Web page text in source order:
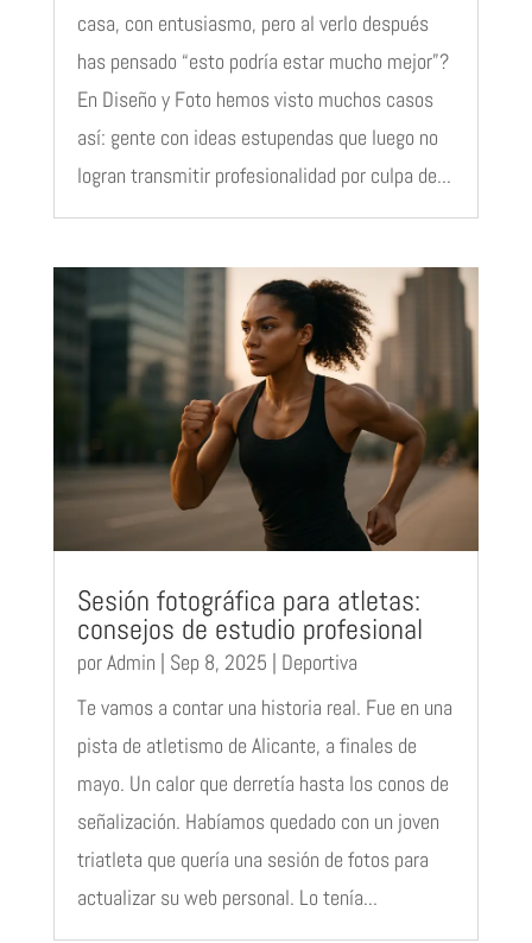
casa, con entusiasmo, pero al verlo después
has pensado “esto podría estar mucho mejor”?
En Diseño y Foto hemos visto muchos casos
así: gente con ideas estupendas que luego no
logran transmitir profesionalidad por culpa de...
Sesión fotográfica para atletas:
consejos de estudio profesional
porAdmin | Sep 8, 2025 | Deportiva
Te vamos a contar una historia real. Fue en una
pista de atletismo de Alicante, a finales de
mayo. Un calor que derretía hasta los conos de
señalización. Habíamos quedado con un joven
triatleta que quería una sesión de fotos para
actualizar su web personal. Lo tenía...